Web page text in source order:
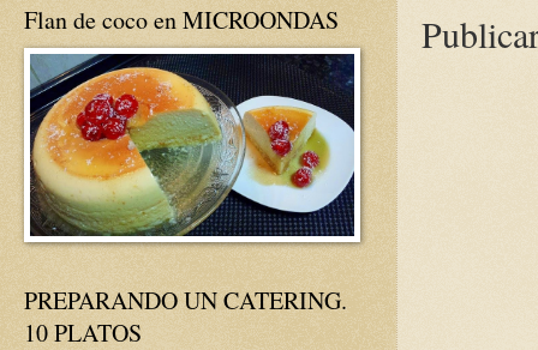
Flan de coco en MICROONDAS
PREPARANDO UN CATERING.
10 PLATOS